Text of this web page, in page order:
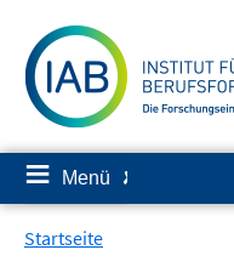
zum
Inhalt
≡ Menü ✘
Startseite